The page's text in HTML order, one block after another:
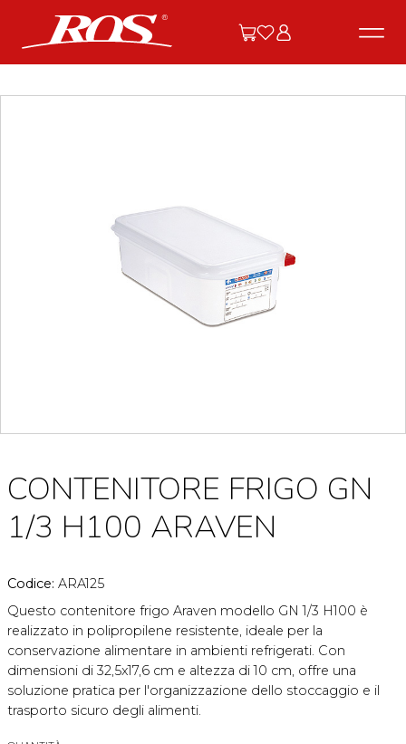
CONTENITORE FRIGO GN
1/3 H100 ARAVEN
Codice: ARA125
Questo contenitore frigo Araven modello GN 1/3 H100 è
realizzato in polipropilene resistente, ideale per la
conservazione alimentare in ambienti refrigerati. Con
dimensioni di 32,5x17,6 cm e altezza di 10 cm, offre una
soluzione pratica per l'organizzazione dello stoccaggio e il
trasporto sicuro degli alimenti.